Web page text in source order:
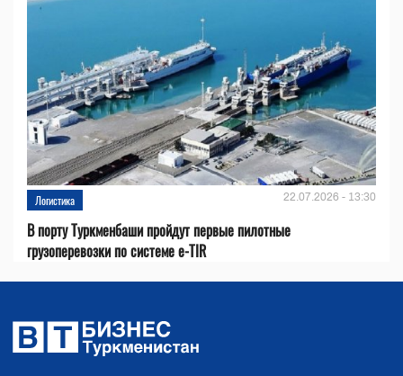
Логистика 22.07.2026 - 13:30
В порту Туркменбаши пройдут первые пилотные
грузоперевозки по системе e-TIR